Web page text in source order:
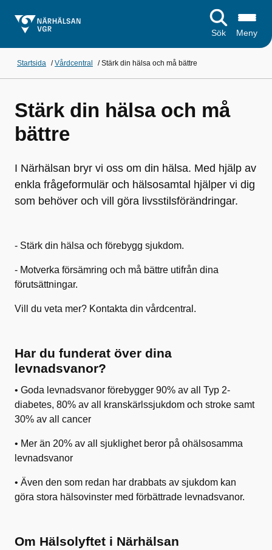
Sök Meny
Startsida /Vårdcentral /Stärk din hälsa och må bättre
Stärk din hälsa och må
bättre
I Närhälsan bryr vi oss om din hälsa. Med hjälp av
enkla frågeformulär och hälsosamtal hjälper vi dig
som behöver och vill göra livsstilsförändringar.
- Stärk din hälsa och förebygg sjukdom.
- Motverka försämring och må bättre utifrån dina
förutsättningar.
Vill du veta mer? Kontakta din vårdcentral.
Har du funderat över dina
levnadsvanor?
• Goda levnadsvanor förebygger 90% av all Typ 2-
diabetes, 80% av all kranskärlssjukdom och stroke samt
30% av all cancer
• Mer än 20% av all sjuklighet beror på ohälsosamma
levnadsvanor
• Även den som redan har drabbats av sjukdom kan
göra stora hälsovinster med förbättrade levnadsvanor.
Om Hälsolyftet i Närhälsan